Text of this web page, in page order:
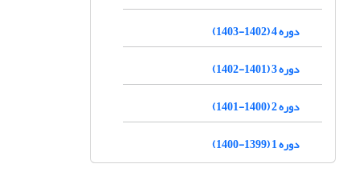
دوره 4 (1402-1403)
دوره 3 (1401-1402)
دوره 2 (1400-1401)
دوره 1 (1399-1400)